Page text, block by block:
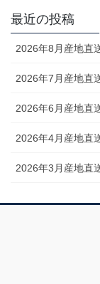
最近の投稿
2026年8月産地直
2026年7月産地直
2026年6月産地直
2026年4月産地直
2026年3月産地直